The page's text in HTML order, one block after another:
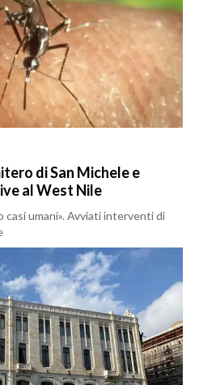
di San Michele e
al West Nile
casi umani». Avviati interventi di